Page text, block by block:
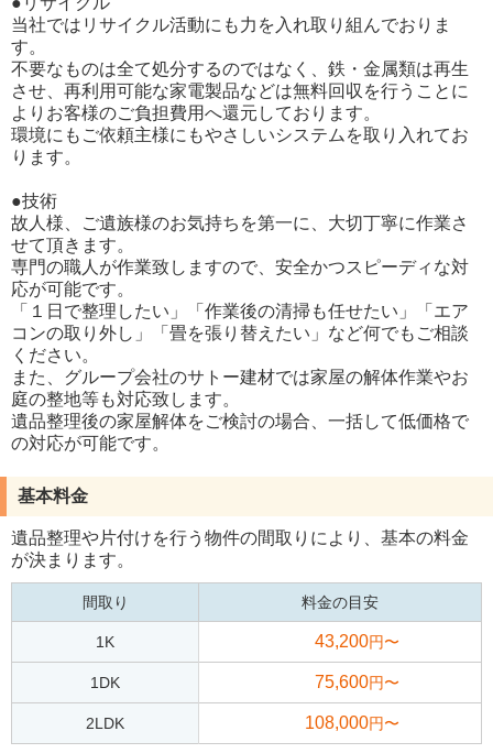
当社ではリサイクル活動にも力を入れ取り組んでおりま
す。
不要なものは全て処分するのではなく、鉄・金属類は再生
させ、再利用可能な家電製品などは無料回収を行うことに
よりお客様のご負担費用へ還元しております。
環境にもご依頼主様にもやさしいシステムを取り入れてお
ります。
●技術
故人様、ご遺族様のお気持ちを第一に、大切丁寧に作業さ
せて頂きます。
専門の職人が作業致しますので、安全かつスピーディな対
応が可能です。
「１日で整理したい」「作業後の清掃も任せたい」「エア
コンの取り外し」「畳を張り替えたい」など何でもご相談
ください。
また、グループ会社のサトー建材では家屋の解体作業やお
庭の整地等も対応致します。
遺品整理後の家屋解体をご検討の場合、一括して低価格で
の対応が可能です。
基本料金
遺品整理や片付けを行う物件の間取りにより、基本の料金
が決まります。
間取り 料金の目安
1K 43,200円〜
1DK 75,600円〜
2LDK 108,000円〜